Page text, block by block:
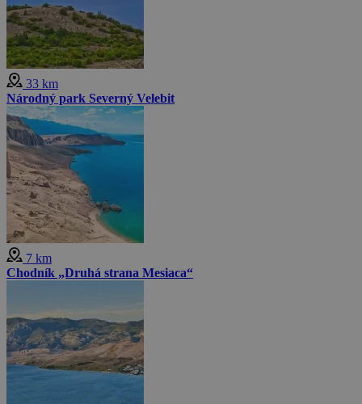
33 km
Národný park Severný Velebit
7 km
Chodník „Druhá strana Mesiaca“